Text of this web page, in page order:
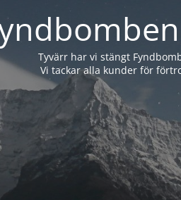
Tyvärr har vi stängt
Vi tackar alla kunder för